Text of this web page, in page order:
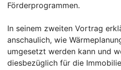
Förderprogrammen.
In seinem zweiten Vortrag
anschaulich, wie
umgesetzt werden kann und
diesbezüglich für die